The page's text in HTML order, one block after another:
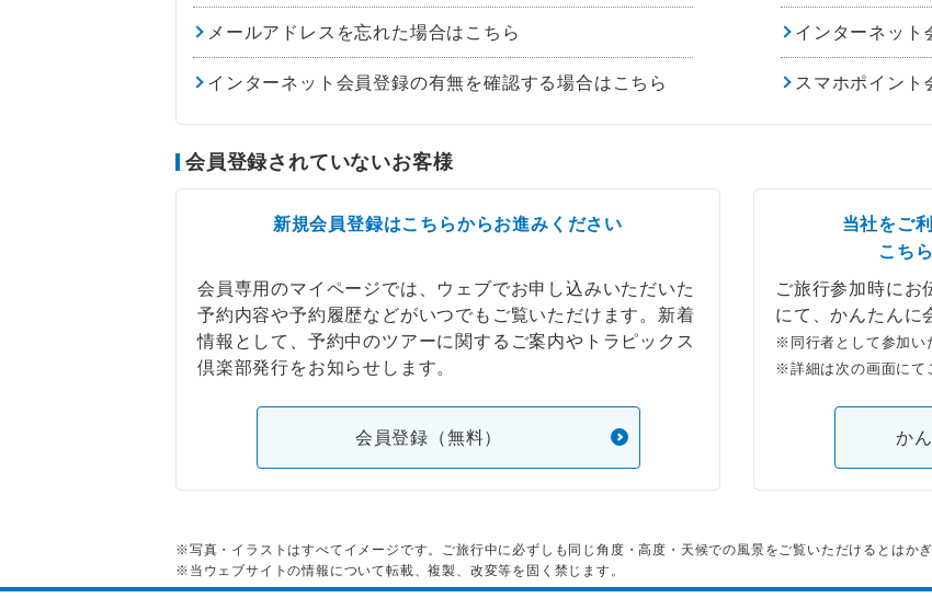
メールアドレスを忘れた場合はこちら インターネット
インターネット会員登録の有無を確認する場合はこちら スマホポイント
会員登録されていないお客様
新規会員登録はこちらからお進みください
会員専用のマイページでは、ウェブでお申し込みいただいた
予約内容や予約履歴などがいつでもご覧いただけます。新着
情報として、予約中のツアーに関するご案内やトラピックス
倶楽部発行をお知らせします。
会員登録（無料）
当社をご
こち
ご旅行参加時にお
にて、かんたんに
※同行者として参加い
※詳細は次の画面にて
か
※写真・イラストはすべてイメージです。ご旅行中に必ずしも同じ角度・高度・天候での風景をご覧いただけるとはか
※当ウェブサイトの情報について転載、複製、改変等を固く禁じます。